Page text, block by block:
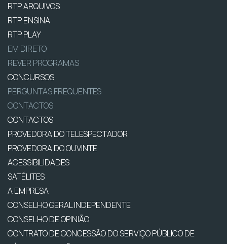
RTP ARQUIVOS
RTP ENSINA
RTP PLAY
EM DIRETO
REVER PROGRAMAS
CONCURSOS
PERGUNTAS FREQUENTES
CONTACTOS
CONTACTOS
PROVEDORA DO TELESPECTADOR
PROVEDORA DO OUVINTE
ACESSIBILIDADES
SATÉLITES
A EMPRESA
CONSELHO GERAL INDEPENDENTE
CONSELHO DE OPINIÃO
CONTRATO DE CONCESSÃO DO SERVIÇO PÚBLICO DE